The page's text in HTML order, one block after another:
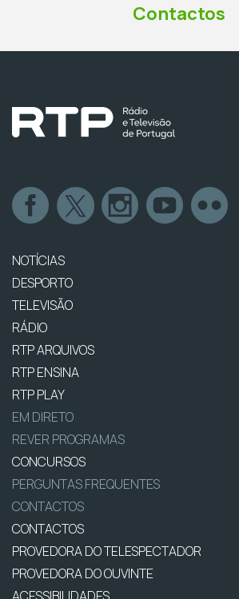
Contactos
NOTÍCIAS
DESPORTO
TELEVISÃO
RÁDIO
RTP ARQUIVOS
RTP ENSINA
RTP PLAY
EM DIRETO
REVER PROGRAMAS
CONCURSOS
PERGUNTAS FREQUENTES
CONTACTOS
CONTACTOS
PROVEDORA DO TELESPECTADOR
PROVEDORA DO OUVINTE